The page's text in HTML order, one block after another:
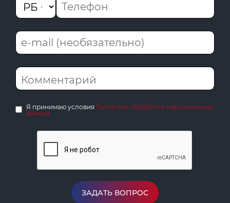
Я принимаю условия Политики обработки персональных
данных
ЗАДАТЬ ВОПРОС